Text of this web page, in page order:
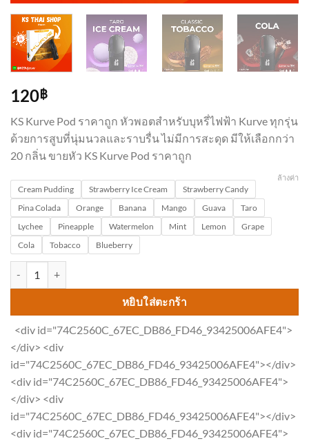
120฿
KS Kurve Pod ราคาถูก หัวพอตสำหรับบุหรี่ไฟฟ้า Kurve ทุกรุ่น
ด้วยการสูบที่นุ่มนวลและราบรื่น ไม่มีการสะดุด มีให้เลือกกว่า
20 กลิ่น ขายหัว KS Kurve Pod ราคาถูก
Cream Pudding Strawberry Ice Cream
Strawberry Candy
Pina Colada
Orange Banana Mango Guava
Taro
Lychee
Pineapple Watermelon Mint Lemon
Grape
Cola
Tobacco Blueberry
ล้างค่า
หยิบใส่ตะกร้า
<div id="74C2560C_67EC_DB86_FD46_93425006AFE4">
</div> <div
id="74C2560C_67EC_DB86_FD46_93425006AFE4"></div>
<div id="74C2560C_67EC_DB86_FD46_93425006AFE4">
</div> <div
id="74C2560C_67EC_DB86_FD46_93425006AFE4"></div>
<div id="74C2560C_67EC_DB86_FD46_93425006AFE4">